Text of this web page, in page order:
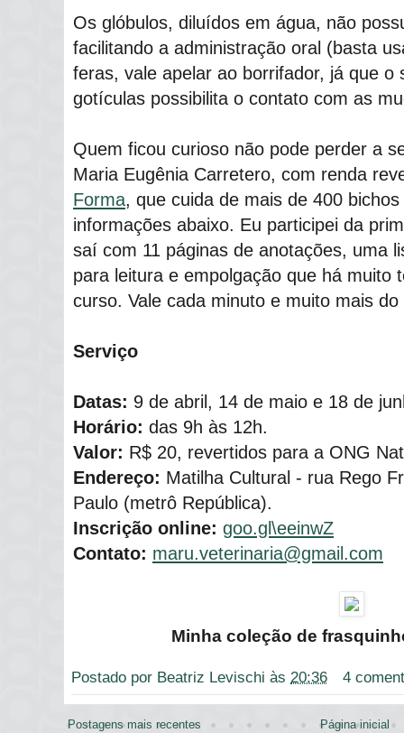
Os glóbulos, diluídos em água, não
facilitando a administração oral (basta
feras, vale apelar ao borrifador, já que o
gotículas possibilita o contato com as
Quem ficou curioso não pode perder a
Maria Eugênia Carretero, com renda
Forma, que cuida de mais de 400
informações abaixo. Eu participei da
saí com 11 páginas de anotações, uma
para leitura e empolgação que há muito
curso. Vale cada minuto e muito mais
Serviço
Datas: 9 de abril, 14 de maio e 18 de
Horário: das 9h às 12h.
Valor: R$ 20, revertidos para a ONG
Endereço: Matilha Cultural - rua Rego
Paulo (metrô República).
Inscrição online: goo.gl\eeinwZ
Contato: maru.veterinaria@gmail.com
Minha coleção de
Postado por Beatriz Levischi às 20:36 4
Postagens mais recentes Página inicial